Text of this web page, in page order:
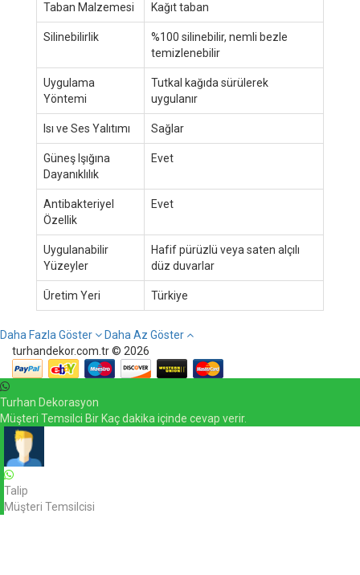
Taban Malzemesi Kağıt taban
Silinebilirlik
%100 silinebilir, nemli bezle
temizlenebilir
Uygulama
Yöntemi
Tutkal kağıda sürülerek
uygulanır
Isı ve Ses Yalıtımı Sağlar
Güneş Işığına
Dayanıklılık
Evet
Antibakteriyel
Özellik
Evet
Uygulanabilir
Yüzeyler
Hafif pürüzlü veya saten alçılı
düz duvarlar
Üretim Yeri Türkiye
Daha Fazla Göster
Daha Az Göster
turhandekor.com.tr © 2026
Turhan Dekorasyon
Müşteri Temsilci Bir Kaç dakika içinde cevap verir.
Talip
Müşteri Temsilcisi